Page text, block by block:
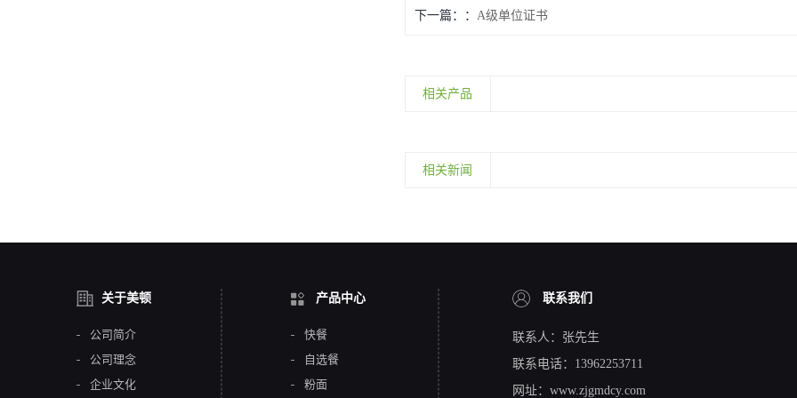
下一篇： A级单位证书
相关产品
相关新闻
关于美顿
公司简介
公司理念
企业文化
产品中心
快餐
自选餐
粉面
联系我们
联系人：张先生
联系电话：13962253711
网址：www.zjgmdcy.com